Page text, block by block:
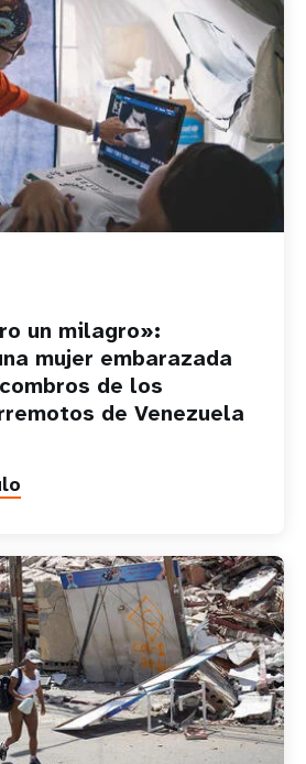
un milagro»:
mujer embarazada
de los
de Venezuela